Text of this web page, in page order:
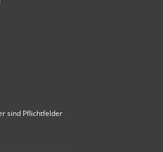
sind Pflichtfelder